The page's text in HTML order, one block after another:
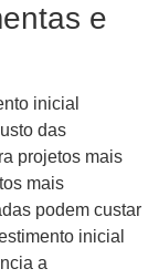
e
inicial
das
projetos mais
mais
podem custar
inicial
a